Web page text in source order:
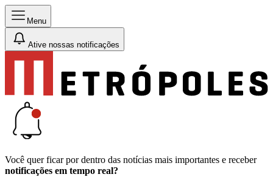
Menu
Ative nossas notificações
Você quer ficar por dentro das notícias mais importantes e receber
notificações em tempo real?